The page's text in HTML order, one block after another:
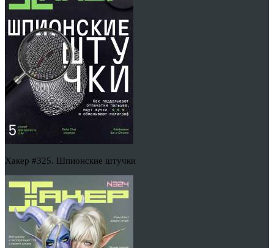
Хакер #325. Шпионские штучки